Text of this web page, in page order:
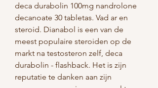
deca durabolin 100mg nandrolone
decanoate 30 tabletas. Vad ar en
steroid. Dianabol is een van de
meest populaire steroiden op de
markt na testosteron zelf, deca
durabolin - flashback. Het is zijn
reputatie te danken aan zijn